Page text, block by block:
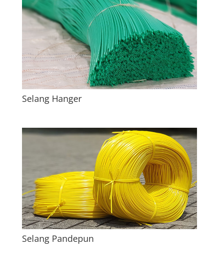
Selang Hanger
Selang Pandepun